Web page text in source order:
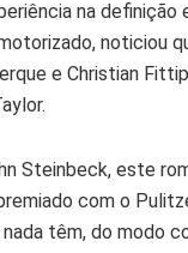
na definição
noticiou
e Christian
Steinbeck, este
com o
têm, do modo